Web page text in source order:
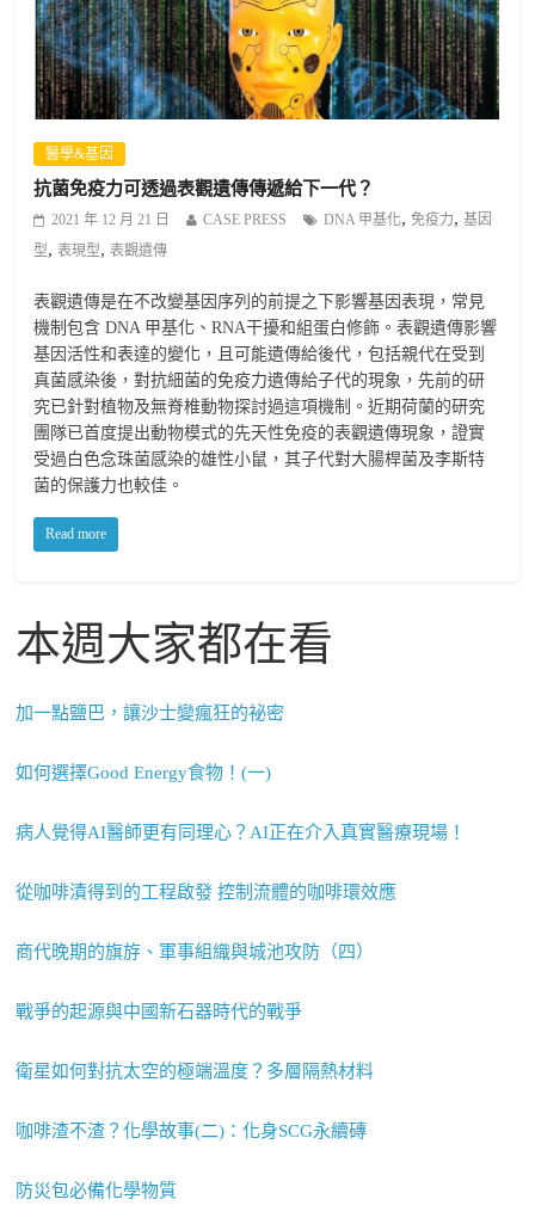
醫學&基因
抗菌免疫力可透過表觀遺傳傳遞給下一代？
2021 年 12 月 21 日 CASE PRESS DNA 甲基化, 免疫力,基因
型,表現型,表觀遺傳
表觀遺傳是在不改變基因序列的前提之下影響基因表現，常見
機制包含 DNA 甲基化、RNA干擾和組蛋白修飾。表觀遺傳影響
基因活性和表達的變化，且可能遺傳給後代，包括親代在受到
真菌感染後，對抗細菌的免疫力遺傳給子代的現象，先前的研
究已針對植物及無脊椎動物探討過這項機制。近期荷蘭的研究
團隊已首度提出動物模式的先天性免疫的表觀遺傳現象，證實
受過白色念珠菌感染的雄性小鼠，其子代對大腸桿菌及李斯特
菌的保護力也較佳。
Read more
本週大家都在看
加一點鹽巴，讓沙士變瘋狂的祕密
如何選擇Good Energy食物！(一)
病人覺得AI醫師更有同理心？AI正在介入真實醫療現場！
從咖啡漬得到的工程啟發 控制流體的咖啡環效應
商代晚期的旗斿、軍事組織與城池攻防（四）
戰爭的起源與中國新石器時代的戰爭
衛星如何對抗太空的極端溫度？多層隔熱材料
咖啡渣不渣？化學故事(二)：化身SCG永續磚
防災包必備化學物質